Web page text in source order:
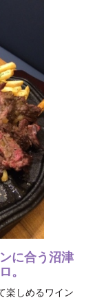
に合う沼津
。
楽しめるワイン